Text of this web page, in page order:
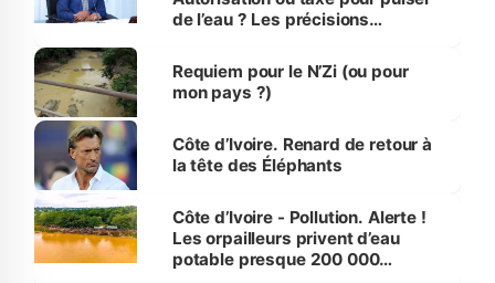
de l’eau ? Les précisions
Requiem pour le N’Zi (ou pour
mon pays ?)
Côte d’Ivoire. Renard de retour à
la tête des Éléphants
Côte d’Ivoire - Pollution. Alerte !
Les orpailleurs privent d’eau
potable presque 200 000